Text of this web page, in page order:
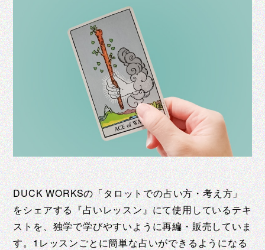
DUCK WORKSの「タロットでの占い方・考え方」
をシェアする『占いレッスン』にて使用しているテキ
ストを、独学で学びやすいように再編・販売していま
す。1レッスンごとに簡単な占いができるようになる